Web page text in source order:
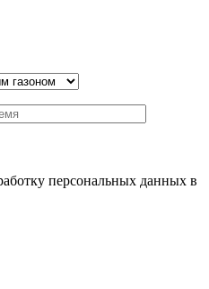
персональных данных в